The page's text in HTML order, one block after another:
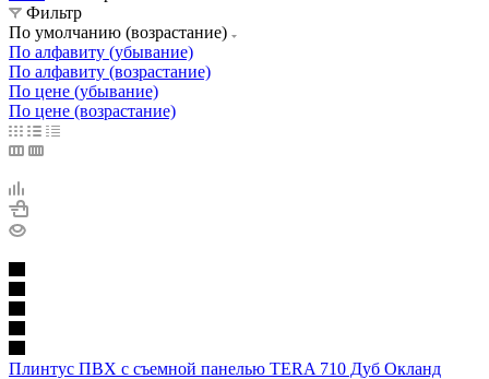
Фильтр
По умолчанию (возрастание)
По алфавиту (убывание)
По алфавиту (возрастание)
По цене (убывание)
По цене (возрастание)
Плинтус ПВХ c съемной панелью TERA 710 Дуб Окланд